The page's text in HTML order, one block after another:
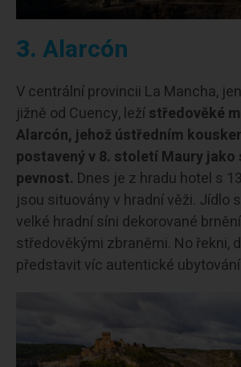
3. Alarcón
V centrální provincii La Mancha,
jižně od Cuency, ležístředověké
Alarcón, jehož ústředním
postavený v 8. století Maury
pevnost. Dnes je z hradu hotel s
jsou situovány v hradní věži. Jídlo
velké hradní síni dekorované
středověkými zbraněmi. No řekni,
představit víc autentické